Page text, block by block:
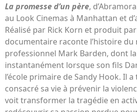
La promesse d’un père,
au Look Cinemas à Manhattan et
Réalisé par Rick Korn et produit
documentaire raconte l’histoire du
professionnel Mark Barden, dont
instantanément lorsque son fils
l’école primaire de Sandy Hook. Il
consacré sa vie à prévenir la
voit transformer la tragédie en